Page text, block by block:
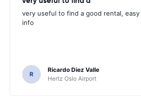
very useful to find a good rental, easy
info
R
Ricardo Diez Valle
Hertz Oslo Airport